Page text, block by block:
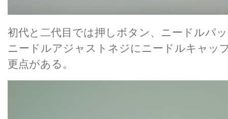
初代と二代目では押しボタン、ニードルパ
ニードルアジャストネジにニードルキャッ
更点がある。